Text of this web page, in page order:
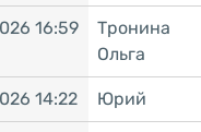
16:59
Тронина
Ольга
14:22 Юрий